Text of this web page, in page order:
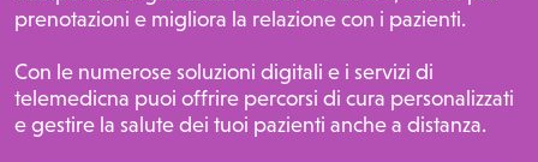
prenotazioni e migliora la relazione con i pazienti.
Con le numerose soluzioni digitali e i servizi di
telemedicna puoi offrire percorsi di cura personalizzati
e gestire la salute dei tuoi pazienti anche a distanza.